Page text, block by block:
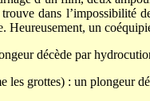
dans l’impossibilité
Heureusement, un
décède par
les grottes) : un plongeur